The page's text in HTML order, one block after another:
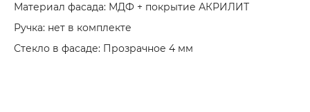
Материал фасада: МДФ + покрытие АКРИЛИТ
Ручка: нет в комплекте
Стекло в фасаде: Прозрачное 4 мм